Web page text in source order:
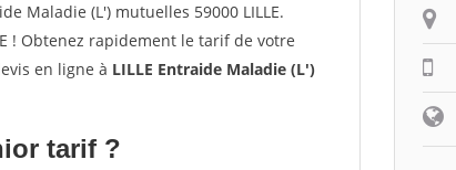
Maladie (L') mutuelles 59000 LILLE.
! Obtenez rapidement le tarif de votre
en ligne à LILLE Entraide Maladie (L')
tarif ?